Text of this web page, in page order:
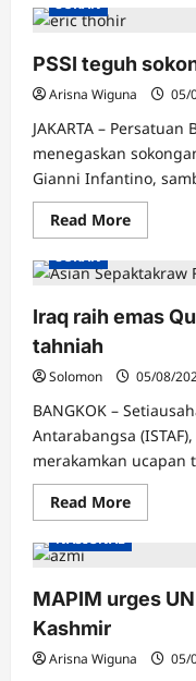
kuasa
di
tangan
SUKAN
PSSI teguh
Arisna Wiguna 05/
JAKARTA –
menegaskan
Gianni Infantino,
Read MoreRead
more
PSSI
teguh
SUKAN
Iraq raih emas
tahniah
Solomon 05/08/
BANGKOK –
Antarabangsa
merakamkan ucapan
Read MoreRead
more
Iraq
Halim
tahniah
NASIONAL
MAPIM urges
Kashmir
Arisna Wiguna 05/